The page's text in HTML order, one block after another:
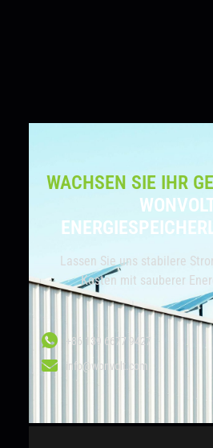
WACHSEN SIE IHR
Lassen Sie uns stabilere
Kosten mit sauberer
+86 139 6677 9427
info@wonvolt.com